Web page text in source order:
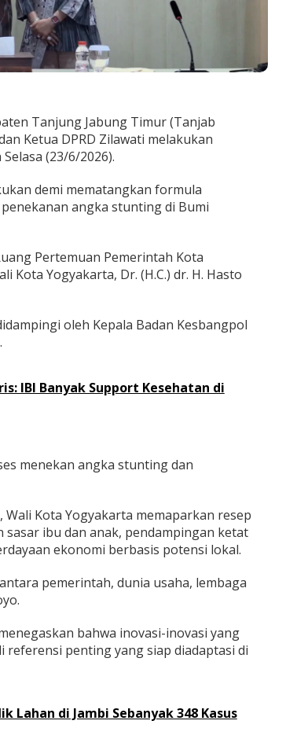
Tanjung Jabung Timur (Tanjab
Ketua DPRD Zilawati melakukan
(23/6/2026).
demi mematangkan formula
angka stunting di Bumi
Pertemuan Pemerintah Kota
Kota Yogyakarta, Dr. (H.C.) dr. H. Hasto
oleh Kepala Badan Kesbangpol
IBI Banyak Support Kesehatan di
menekan angka stunting dan
Kota Yogyakarta memaparkan resep
ibu dan anak, pendampingan ketat
ekonomi berbasis potensi lokal.
pemerintah, dunia usaha, lembaga
bahwa inovasi-inovasi yang
referensi penting yang siap diadaptasi di
Lahan di Jambi Sebanyak 348 Kasus